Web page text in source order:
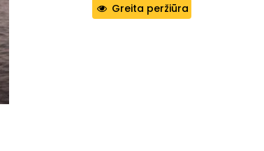
Greita peržiūra